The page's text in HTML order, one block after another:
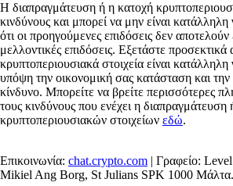
Η διαπραγμάτευση ή η κατοχή
κινδύνους και μπορεί να μην είναι
ότι οι προηγούμενες επιδόσεις δεν αποτελούν
μελλοντικές επιδόσεις. Εξετάστε
κρυπτοπεριουσιακά στοιχεία είναι
υπόψη την οικονομική σας κατάσταση και
κίνδυνο. Μπορείτε να βρείτε περισσότερες
τους κινδύνους που ενέχει η διαπραγμάτευση
κρυπτοπεριουσιακών στοιχείων εδώ.
Επικοινωνία: chat.crypto.com | Γραφείο:
Mikiel Ang Borg, St Julians SPK 1000 Μάλτα.